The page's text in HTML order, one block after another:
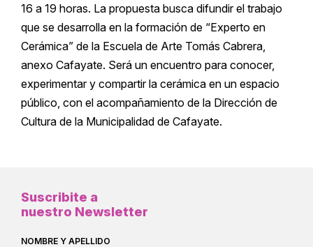
16 a 19 horas. La propuesta busca difundir el trabajo
que se desarrolla en la formación de “Experto en
Cerámica” de la Escuela de Arte Tomás Cabrera,
anexo Cafayate. Será un encuentro para conocer,
experimentar y compartir la cerámica en un espacio
público, con el acompañamiento de la Dirección de
Cultura de la Municipalidad de Cafayate.
Suscribite a
nuestro Newsletter
NOMBRE Y APELLIDO